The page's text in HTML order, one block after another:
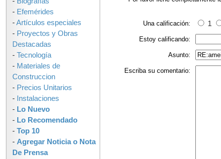
Una calificación: 1
Estoy calificando:
Asunto:
Escriba su comentario:
- Efemérides
-Artículos especiales
- Proyectos y Obras
Destacadas
- Tecnología
- Materiales de
Construccion
- Precios Unitarios
- Instalaciones
- Lo Nuevo
- Lo Recomendado
- Top 10
- Agregar Noticia o Nota
De Prensa